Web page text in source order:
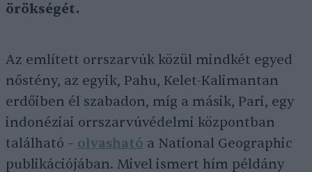
örökségét.
Az említett orrszarvúk közül mindkét egyed
nőstény, az egyik, Pahu, Kelet-Kalimantan
erdőiben él szabadon, míg a másik, Pari, egy
indonéziai orrszarvúvédelmi központban
található – olvasható a National Geographic
publikációjában. Mivel ismert hím példány